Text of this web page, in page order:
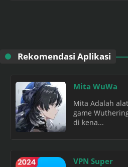
Rekomendasi Aplikasi
Mita WuWa
Mita Adalah
game
di kena...
VPN Super